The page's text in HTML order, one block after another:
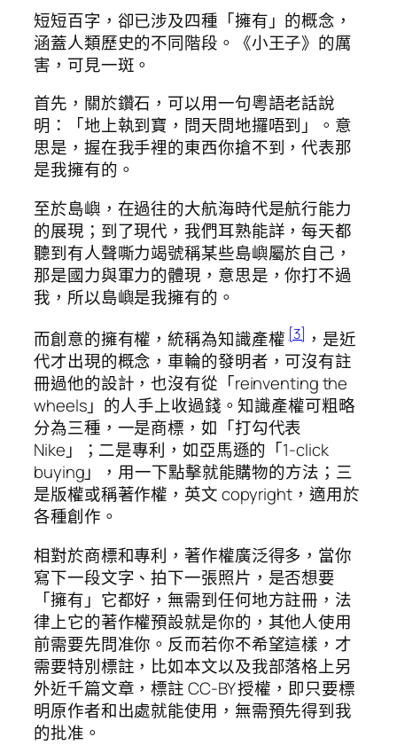
短短百字，卻已涉及四種「擁有」的概念，
涵蓋人類歷史的不同階段。《小王子》的厲
害，可見一斑。
首先，關於鑽石，可以用一句粵語老話說
明：「地上執到寶，問天問地攞唔到」。意
思是，握在我手裡的東西你搶不到，代表那
是我擁有的。
至於島嶼，在過往的大航海時代是航行能力
的展現；到了現代，我們耳熟能詳，每天都
聽到有人聲嘶力竭號稱某些島嶼屬於自己，
那是國力與軍力的體現，意思是，你打不過
我，所以島嶼是我擁有的。
而創意的擁有權，統稱為知識產權[3]，是近
代才出現的概念，車輪的發明者，可沒有註
冊過他的設計，也沒有從「reinventing the
wheels」的人手上收過錢。知識產權可粗略
分為三種，一是商標，如「打勾代表
Nike」；二是專利，如亞馬遜的「1-click
buying」，用一下點擊就能購物的方法；三
是版權或稱著作權，英文 copyright，適用於
各種創作。
相對於商標和專利，著作權廣泛得多，當你
寫下一段文字、拍下一張照片，是否想要
「擁有」它都好，無需到任何地方註冊，法
律上它的著作權預設就是你的，其他人使用
前需要先問准你。反而若你不希望這樣，才
需要特別標註，比如本文以及我部落格上另
外近千篇文章，標註 CC-BY 授權，即只要標
明原作者和出處就能使用，無需預先得到我
的批准。